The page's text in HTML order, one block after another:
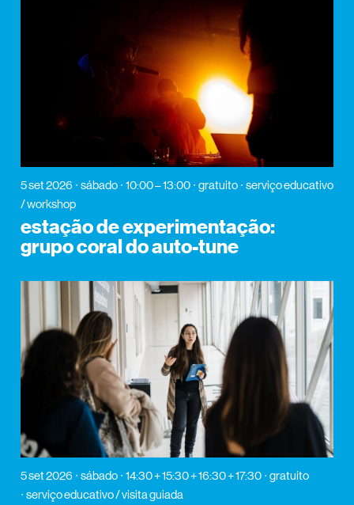
5 set 2026 sábado 10:00 – 13:00 gratuito
serviço educativo
/ workshop
estação de experimentação:
grupo coral do auto-tune
5 set 2026 sábado 14:30 + 15:30 + 16:30 + 17:30
gratuito
serviço educativo / visita guiada